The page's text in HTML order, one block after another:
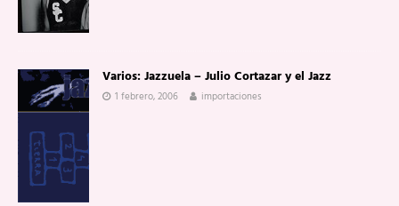
Varios: Jazzuela – Julio Cortazar y el Jazz
1 febrero, 2006 importaciones